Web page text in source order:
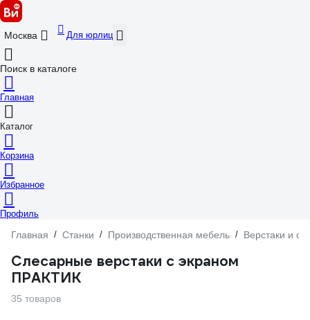
Москва Для юрлиц
Поиск в каталоге
Главная
Каталог
Корзина
Избранное
Профиль
Главная / Станки / Производственная мебель / Верстаки и
Слесарные верстаки с экраном
ПРАКТИК
35 товаров